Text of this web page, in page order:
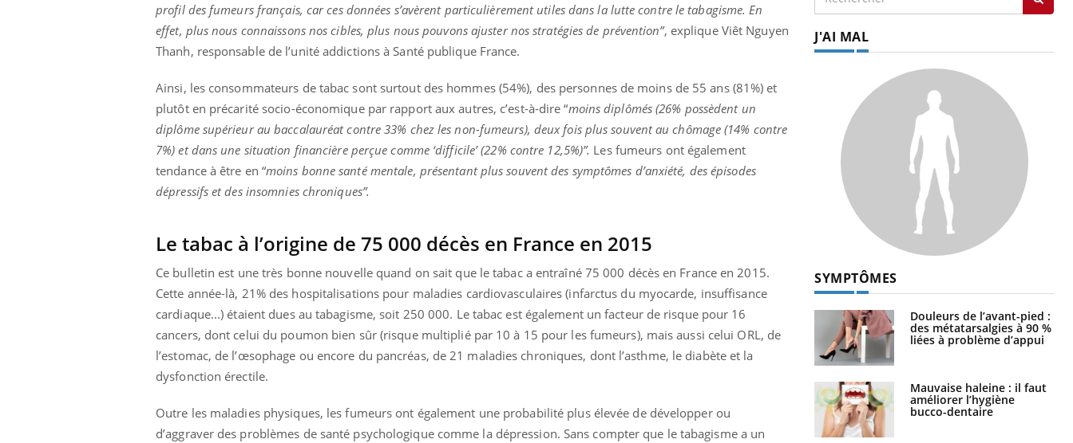
profil des fumeurs français, car ces données s’avèrent particulièrement utiles dans la lutte contre le tabagisme. En
effet, plus nous connaissons nos cibles, plus nous pouvons ajuster nos stratégies de prévention”, explique Viêt Nguyen
Thanh, responsable de l’unité addictions à Santé publique France.
Ainsi, les consommateurs de tabac sont surtout des hommes (54%), des personnes de moins de 55 ans (81%) et
plutôt en précarité socio-économique par rapport aux autres, c’est-à-dire “moins diplômés (26% possèdent un
diplôme supérieur au baccalauréat contre 33% chez les non-fumeurs), deux fois plus souvent au chômage (14% contre
7%) et dans une situation financière perçue comme ‘difficile’ (22% contre 12,5%)”. Les fumeurs ont également
tendance à être en “moins bonne santé mentale, présentant plus souvent des symptômes d’anxiété, des épisodes
dépressifs et des insomnies chroniques”.
Le tabac à l’origine de 75 000 décès en France en 2015
Ce bulletin est une très bonne nouvelle quand on sait que le tabac a entraîné 75 000 décès en France en 2015.
Cette année-là, 21% des hospitalisations pour maladies cardiovasculaires (infarctus du myocarde, insuffisance
cardiaque...) étaient dues au tabagisme, soit 250 000. Le tabac est également un facteur de risque pour 16
cancers, dont celui du poumon bien sûr (risque multiplié par 10 à 15 pour les fumeurs), mais aussi celui ORL, de
l’estomac, de l’œsophage ou encore du pancréas, de 21 maladies chroniques, dont l’asthme, le diabète et la
dysfonction érectile.
Outre les maladies physiques, les fumeurs ont également une probabilité plus élevée de développer ou
d’aggraver des problèmes de santé psychologique comme la dépression. Sans compter que le tabagisme a un
J'AI MAL
SYMPTÔMES
Douleurs de l’avant-pied :
des métatarsalgies à 90 %
liées à problème d’appui
Mauvaise haleine : il faut
améliorer l’hygiène
bucco-dentaire